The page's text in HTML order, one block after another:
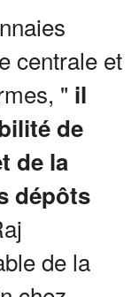
centrale et
" il
de
de la
dépôts
de la